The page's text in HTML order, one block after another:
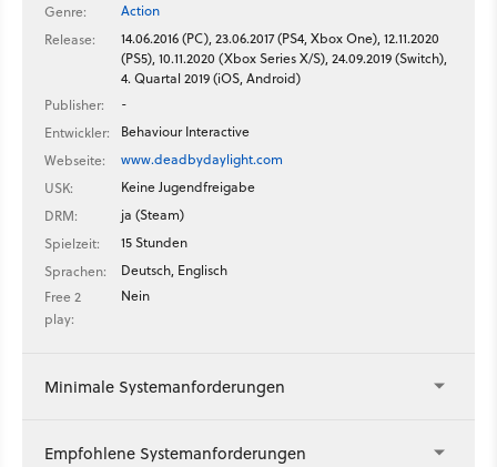
Genre:
Action
Release:
14.06.2016 (PC), 23.06.2017 (PS4, Xbox One), 12.11.2020
(PS5), 10.11.2020 (Xbox Series X/S), 24.09.2019 (Switch),
4. Quartal 2019 (iOS, Android)
Publisher:
-
Entwickler:
Behaviour Interactive
Webseite:
www.deadbydaylight.com
USK:
Keine Jugendfreigabe
DRM:
ja (Steam)
Spielzeit:
15 Stunden
Sprachen:
Deutsch, Englisch
Free 2
play:
Nein
Minimale Systemanforderungen
Empfohlene Systemanforderungen